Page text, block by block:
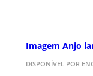
Imagem Anjo
DISPONÍVEL POR